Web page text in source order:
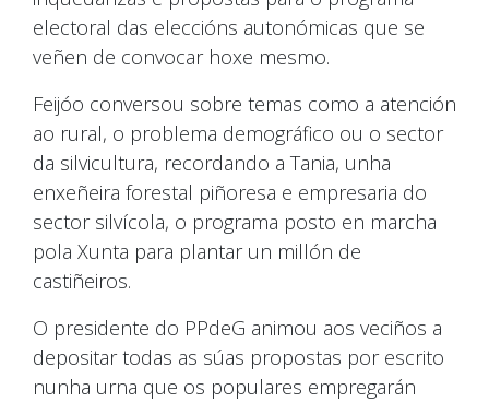
electoral das eleccións autonómicas que se
veñen de convocar hoxe mesmo.
Feijóo conversou sobre temas como a atención
ao rural, o problema demográfico ou o sector
da silvicultura, recordando a Tania, unha
enxeñeira forestal piñoresa e empresaria do
sector silvícola, o programa posto en marcha
pola Xunta para plantar un millón de
castiñeiros.
O presidente do PPdeG animou aos veciños a
depositar todas as súas propostas por escrito
nunha urna que os populares empregarán